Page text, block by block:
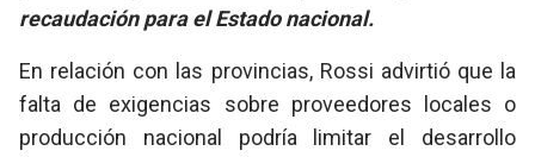
recaudación para el Estado nacional.
En relación con las provincias, Rossi advirtió que la
falta de exigencias sobre proveedores locales o
producción nacional podría limitar el desarrollo